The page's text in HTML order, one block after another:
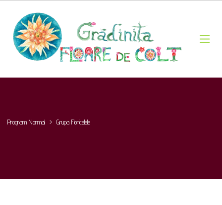
Program Normal > Grupa Floricelele